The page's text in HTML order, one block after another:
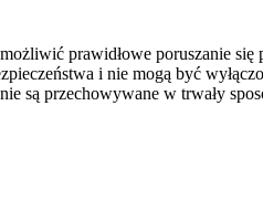
prawidłowe poruszanie
i nie mogą być
są przechowywane w trwały